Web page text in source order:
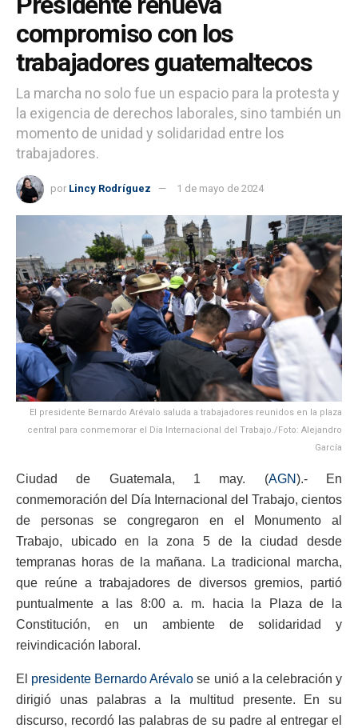
compromiso con los
trabajadores guatemaltecos
La marcha no solo fue un espacio para la protesta y
la exigencia de derechos laborales, sino también un
momento de unidad y solidaridad entre los
trabajadores.
por Lincy Rodríguez 1 de mayo de 2024
El presidente Bernardo Arévalo saluda a trabajadores reunidos en la plaza
central para conmemorar el Día Internacional del Trabajo./Foto: Alejandro
García
Ciudad de Guatemala, 1 may. (AGN).- En
conmemoración del Día Internacional del Trabajo, cientos
de personas se congregaron en el Monumento al
Trabajo, ubicado en la zona 5 de la ciudad desde
tempranas horas de la mañana. La tradicional marcha,
que reúne a trabajadores de diversos gremios, partió
puntualmente a las 8:00 a. m. hacia la Plaza de la
Constitución, en un ambiente de solidaridad y
reivindicación laboral.
El presidente Bernardo Arévalo se unió a la celebración y
dirigió unas palabras a la multitud presente. En su
discurso, recordó las palabras de su padre al entregar el